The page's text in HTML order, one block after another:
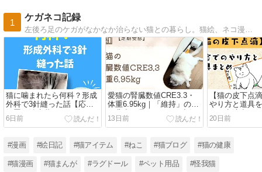
1
ケガネコ記録
猫に噛まれたら何科？形成
外科で3針縫った話【応急
処置・治療費・その後の経
過】
6日前
愛猫の腎臓数値CRE3.3・
体重6.95kg｜「維持」の裏
で背中が骨ばってきた話
【定期受診】
13日前
【猫の皮下点
やり方と道具
た｜点滴中は
った瞬間に豹
20日前
#漫画 #絵日記 #猫アイテム #ねこ #猫ブログ #猫の健康
#猫漫画 #猫まんが #ラグドール #ペット用品 #怪我猫